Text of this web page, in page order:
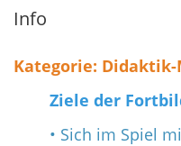
Info
Kategorie:
Ziele der
• Sich im Spiel